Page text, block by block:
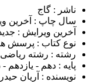
ناشر : گاج
سال چاپ : آخرین
آخرین ویرایش :
نوع کتاب : پرسش
رشته : رشته ریاضی
پایه : دهم - یازدهم -
نویسنده : آریان